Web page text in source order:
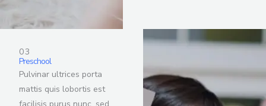
03
Preschool
Pulvinar ultrices porta
mattis quis lobortis est